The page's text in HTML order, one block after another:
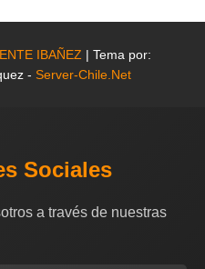
IBAÑEZ | Tema por:
- Server-Chile.Net
Sociales
a través de nuestras